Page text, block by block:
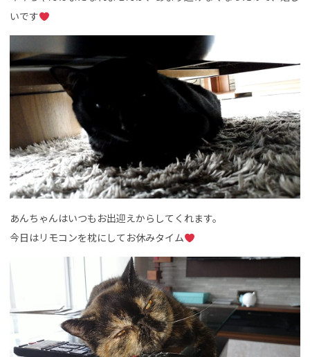
いです
あんちゃんはいつもお出迎えからしてくれます。
今日はリモコンを枕にしてお休みタイム